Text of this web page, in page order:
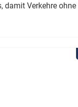
damit Verkehre ohne